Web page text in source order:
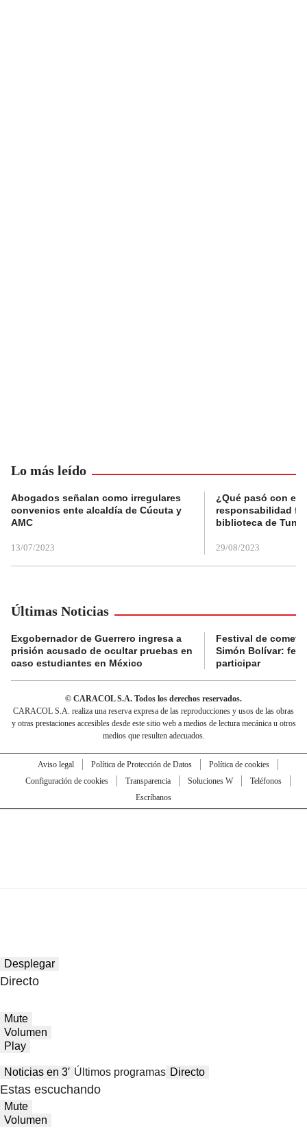
Lo más leído
Abogados señalan como irregulares
convenios ente alcaldía de Cúcuta y
AMC
13/07/2023
¿Qué pasó con el
responsabilidad
biblioteca de
29/08/2023
Últimas Noticias
Exgobernador de Guerrero ingresa a
prisión acusado de ocultar pruebas en
caso estudiantes en México
Festival de
Simón Bolívar:
participar
© CARACOL S.A. Todos los derechos reservados.
CARACOL S.A. realiza una reserva expresa de las reproducciones y usos de las obras
y otras prestaciones accesibles desde este sitio web a medios de lectura mecánica u otros
medios que resulten adecuados.
Aviso legal Política de Protección de Datos
Política de cookies
Configuración de cookies
Transparencia Soluciones W
Teléfonos
Escríbanos
Desplegar
Directo
Mute
Volumen
Play
Noticias en 3′ Últimos programas Directo
Estas escuchando
Mute
Volumen